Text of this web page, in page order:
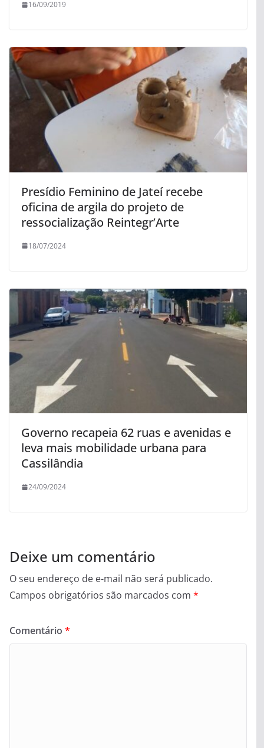
16/09/2019
Presídio Feminino de Jateí recebe
oficina de argila do projeto de
ressocialização Reintegr’Arte
18/07/2024
Governo recapeia 62 ruas e avenidas e
leva mais mobilidade urbana para
Cassilândia
24/09/2024
Deixe um comentário
O seu endereço de e-mail não será publicado.
Campos obrigatórios são marcados com *
Comentário *